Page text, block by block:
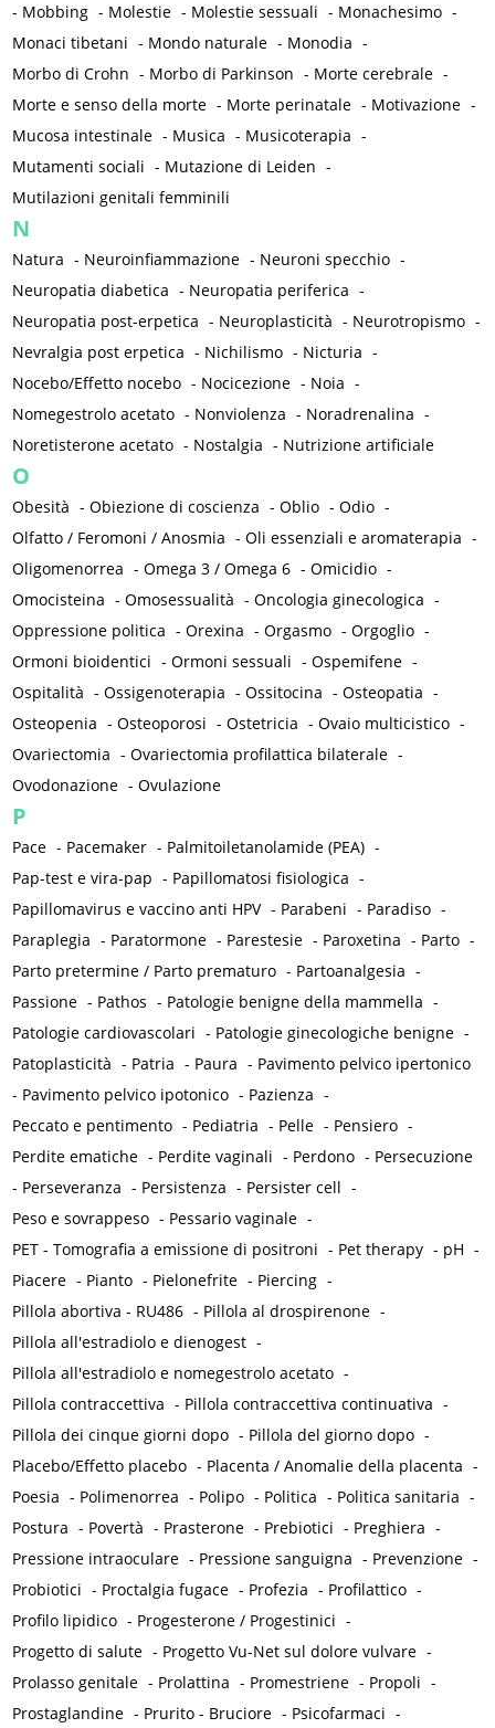
- Mobbing - Molestie - Molestie sessuali - Monachesimo -
Monaci tibetani - Mondo naturale - Monodia -
Morbo di Crohn - Morbo di Parkinson - Morte cerebrale -
Morte e senso della morte - Morte perinatale - Motivazione -
Mucosa intestinale - Musica - Musicoterapia -
Mutamenti sociali - Mutazione di Leiden -
Mutilazioni genitali femminili
N
Natura - Neuroinfiammazione - Neuroni specchio -
Neuropatia diabetica - Neuropatia periferica -
Neuropatia post-erpetica - Neuroplasticità - Neurotropismo -
Nevralgia post erpetica - Nichilismo - Nicturia -
Nocebo/Effetto nocebo - Nocicezione - Noia -
Nomegestrolo acetato - Nonviolenza - Noradrenalina -
Noretisterone acetato - Nostalgia - Nutrizione artificiale
O
Obesità -Obiezione di coscienza -Oblio -Odio -
Olfatto / Feromoni / Anosmia -Oli essenziali e aromaterapia -
Oligomenorrea -Omega 3 / Omega 6 -Omicidio -
Omocisteina -Omosessualità -Oncologia ginecologica -
Oppressione politica -Orexina -Orgasmo -Orgoglio -
Ormoni bioidentici -Ormoni sessuali -Ospemifene -
Ospitalità -Ossigenoterapia -Ossitocina -Osteopatia -
Osteopenia -Osteoporosi -Ostetricia -Ovaio multicistico -
Ovariectomia -Ovariectomia profilattica bilaterale -
Ovodonazione -Ovulazione
P
Pace - Pacemaker - Palmitoiletanolamide (PEA) -
Pap-test e vira-pap - Papillomatosi fisiologica -
Papillomavirus e vaccino anti HPV - Parabeni - Paradiso -
Paraplegia - Paratormone - Parestesie - Paroxetina - Parto -
Parto pretermine / Parto prematuro - Partoanalgesia -
Passione - Pathos - Patologie benigne della mammella -
Patologie cardiovascolari - Patologie ginecologiche benigne -
Patoplasticità - Patria - Paura - Pavimento pelvico ipertonico
- Pavimento pelvico ipotonico - Pazienza -
Peccato e pentimento - Pediatria - Pelle - Pensiero -
Perdite ematiche - Perdite vaginali - Perdono - Persecuzione
- Perseveranza - Persistenza - Persister cell -
Peso e sovrappeso - Pessario vaginale -
PET - Tomografia a emissione di positroni - Pet therapy - pH -
Piacere - Pianto - Pielonefrite - Piercing -
Pillola abortiva - RU486 - Pillola al drospirenone -
Pillola all'estradiolo e dienogest -
Pillola all'estradiolo e nomegestrolo acetato -
Pillola contraccettiva - Pillola contraccettiva continuativa -
Pillola dei cinque giorni dopo - Pillola del giorno dopo -
Placebo/Effetto placebo - Placenta / Anomalie della placenta -
Poesia - Polimenorrea - Polipo - Politica - Politica sanitaria -
Postura - Povertà - Prasterone - Prebiotici - Preghiera -
Pressione intraoculare - Pressione sanguigna - Prevenzione -
Probiotici - Proctalgia fugace - Profezia - Profilattico -
Profilo lipidico - Progesterone / Progestinici -
Progetto di salute - Progetto Vu-Net sul dolore vulvare -
Prolasso genitale - Prolattina - Promestriene - Propoli -
Prostaglandine - Prurito - Bruciore - Psicofarmaci -